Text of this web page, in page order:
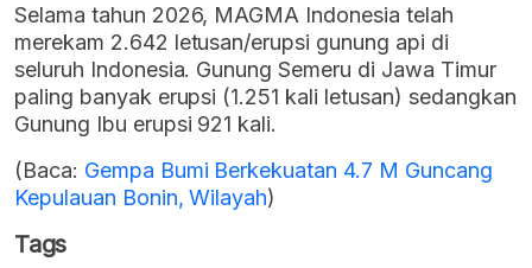
Selama tahun 2026, MAGMA Indonesia telah
merekam 2.642 letusan/erupsi gunung api di
seluruh Indonesia. Gunung Semeru di Jawa Timur
paling banyak erupsi (1.251 kali letusan) sedangkan
Gunung Ibu erupsi 921 kali.
(Baca: Gempa Bumi Berkekuatan 4.7 M Guncang
Kepulauan Bonin, Wilayah)
Tags